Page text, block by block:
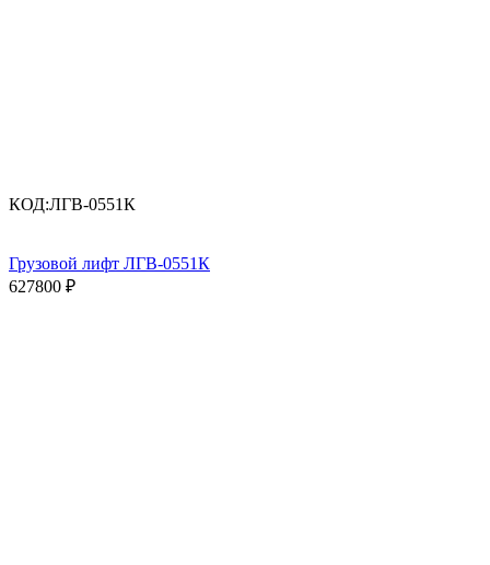
КОД:ЛГВ-0551К
Грузовой лифт ЛГВ-0551К
627800 ₽